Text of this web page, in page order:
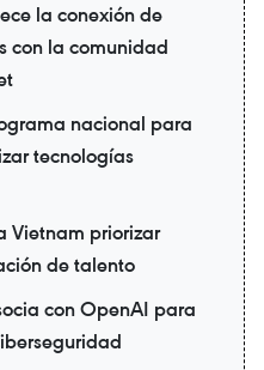
la conexión de
con la comunidad
nacional para
tecnologías
Vietnam priorizar
de talento
con OpenAI para